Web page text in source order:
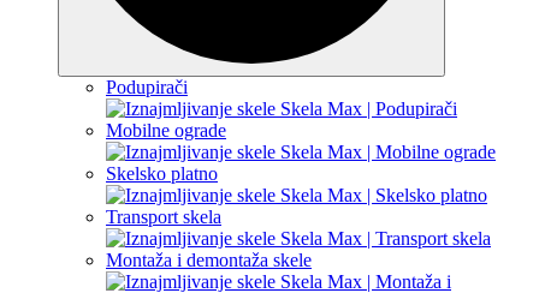
Podupirači
Mobilne ograde
Skelsko platno
Transport skela
Montaža i demontaža skele